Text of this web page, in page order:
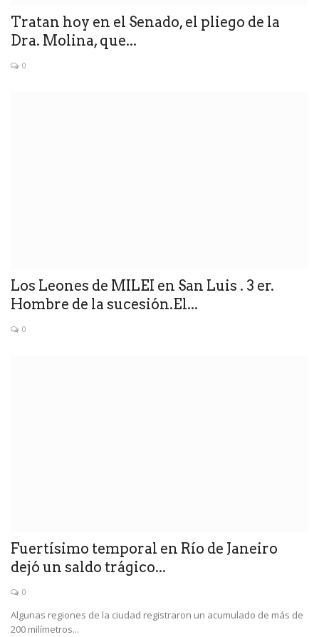
Tratan hoy en el Senado, el pliego de la
Dra. Molina, que...
0
Los Leones de MILEI en San Luis . 3 er.
Hombre de la sucesión.El...
0
Fuertísimo temporal en Río de Janeiro
dejó un saldo trágico...
0
Algunas regiones de la ciudad registraron un acumulado de más de
200 milímetros...